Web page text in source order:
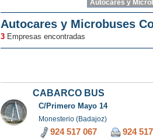
Autocares y Microbuses
3 Empresas encontradas
CABARCO BUS
C/Primero Mayo 14
Monesterio (Badajoz)
924 517 067 924